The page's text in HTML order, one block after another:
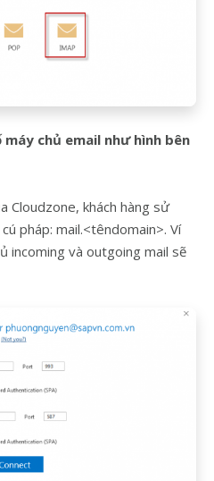
chủ email như hình bên
Cloudzone, khách hàng sử
pháp: mail.<têndomain>. Ví
incoming và outgoing mail sẽ